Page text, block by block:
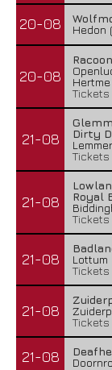
20-08
Hedon
20-08
Racoon
Tickets
21-08
Dirty
Lemmer
Tickets
21-08
Royal
Tickets
21-08
Lottum
Tickets
21-08
Tickets
21-08